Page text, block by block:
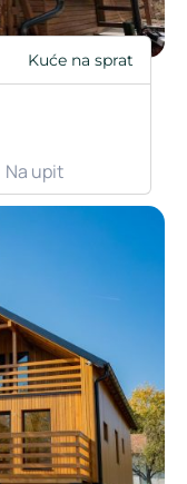
Kuće na sprat
Na upit